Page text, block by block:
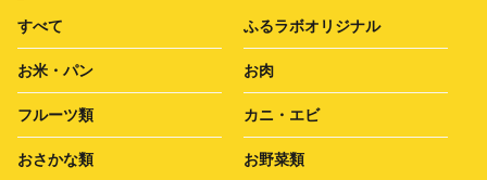
すべて ふるラボオリジナル
お米・パン お肉
フルーツ類 カニ・エビ
おさかな類 お野菜類